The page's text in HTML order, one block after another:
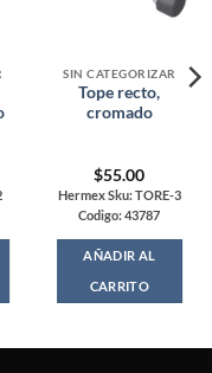
SIN CATEGORIZAR
Tope recto,
cromado
$55.00
Hermex Sku: TORE-3
Codigo: 43787
AÑADIR AL
CARRITO